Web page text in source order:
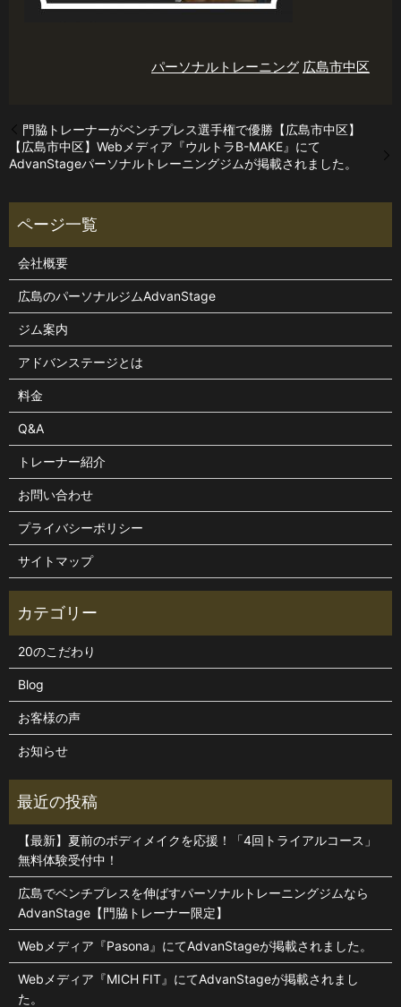
パーソナルトレーニング 広島市中区
門脇トレーナーがベンチプレス選手権で優勝【広島市中区】
【広島市中区】Webメディア『ウルトラB-MAKE』にて
AdvanStageパーソナルトレーニングジムが掲載されました。
会社概要
広島のパーソナルジムAdvanStage
ジム案内
アドバンステージとは
料金
Q&A
トレーナー紹介
お問い合わせ
プライバシーポリシー
サイトマップ
20のこだわり
Blog
お客様の声
お知らせ
【最新】夏前のボディメイクを応援！「4回トライアルコース」
無料体験受付中！
広島でベンチプレスを伸ばすパーソナルトレーニングジムなら
AdvanStage【門脇トレーナー限定】
Webメディア『Pasona』にてAdvanStageが掲載されました。
Webメディア『MICH FIT』にてAdvanStageが掲載されまし
た。